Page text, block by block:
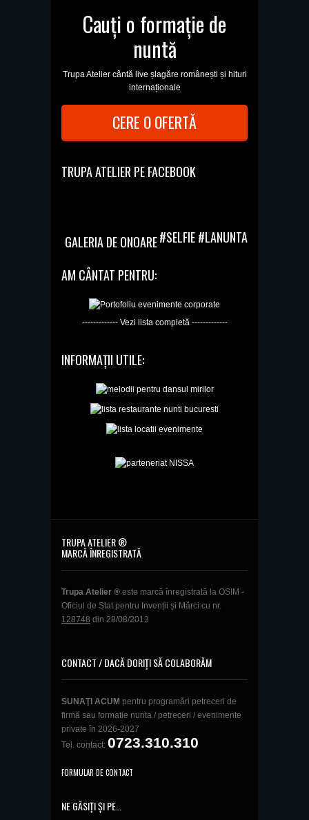
Cauți o formație de
nuntă
Trupa Atelier cântă live șlagăre românești și hituri
internaționale
CERE O OFERTĂ
TRUPA ATELIER PE FACEBOOK
GALERIA DE ONOARE#SELFIE #LANUNTA
AM CÂNTAT PENTRU:
------------- Vezi lista completă -------------
INFORMAȚII UTILE:
TRUPA ATELIER ®
MARCĂ ÎNREGISTRATĂ
Trupa Atelier ® este marcă înregistrată la OSIM -
Oficiul de Stat pentru Invenții și Mărci cu nr.
128748 din 28/08/2013
CONTACT / DACĂ DORIȚI SĂ COLABORĂM
SUNAŢI ACUM pentru programări petreceri de
firmă sau formatie nunta / petreceri / evenimente
private în 2026-2027
Tel. contact: 0723.310.310
FORMULAR DE CONTACT
NE GĂSIȚI ȘI PE…